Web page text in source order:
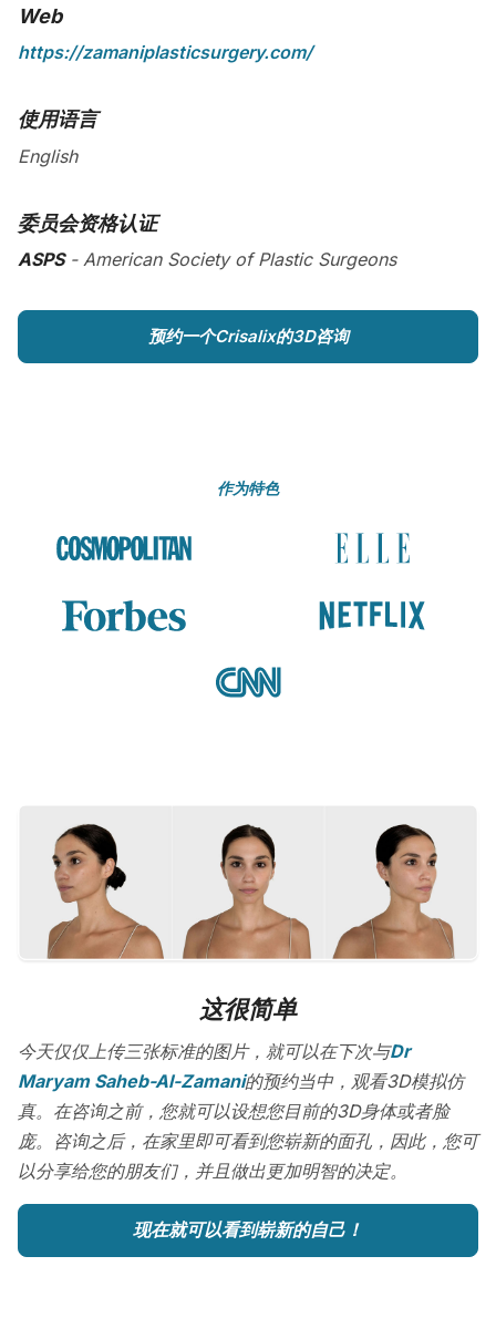
Web
https://zamaniplasticsurgery.com/
使用语言
English
委员会资格认证
ASPS- American Society of Plastic Surgeons
预约一个Crisalix的3D咨询
作为特色
这很简单
今天仅仅上传三张标准的图片，就可以在下次与Dr
Maryam Saheb-Al-Zamani的预约当中，观看3D模拟仿
真。在咨询之前，您就可以设想您目前的3D身体或者脸
庞。咨询之后，在家里即可看到您崭新的面孔，因此，您可
以分享给您的朋友们，并且做出更加明智的决定。
现在就可以看到崭新的自己！